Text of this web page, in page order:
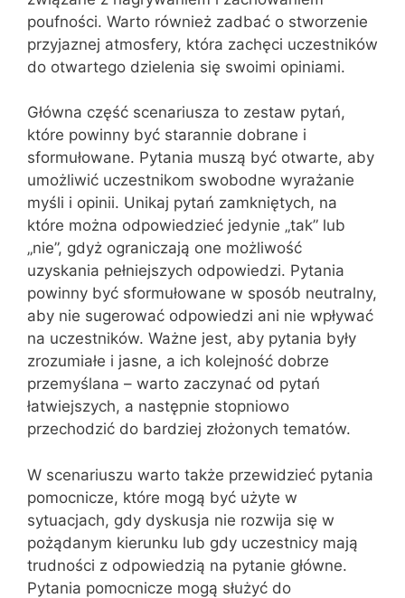
poufności. Warto również zadbać o stworzenie
przyjaznej atmosfery, która zachęci uczestników
do otwartego dzielenia się swoimi opiniami.
Główna część scenariusza to zestaw pytań,
które powinny być starannie dobrane i
sformułowane. Pytania muszą być otwarte, aby
umożliwić uczestnikom swobodne wyrażanie
myśli i opinii. Unikaj pytań zamkniętych, na
które można odpowiedzieć jedynie „tak” lub
„nie”, gdyż ograniczają one możliwość
uzyskania pełniejszych odpowiedzi. Pytania
powinny być sformułowane w sposób neutralny,
aby nie sugerować odpowiedzi ani nie wpływać
na uczestników. Ważne jest, aby pytania były
zrozumiałe i jasne, a ich kolejność dobrze
przemyślana – warto zaczynać od pytań
łatwiejszych, a następnie stopniowo
przechodzić do bardziej złożonych tematów.
W scenariuszu warto także przewidzieć pytania
pomocnicze, które mogą być użyte w
sytuacjach, gdy dyskusja nie rozwija się w
pożądanym kierunku lub gdy uczestnicy mają
trudności z odpowiedzią na pytanie główne.
Pytania pomocnicze mogą służyć do